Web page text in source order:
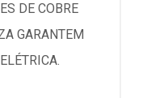
DE COBRE
GARANTEM